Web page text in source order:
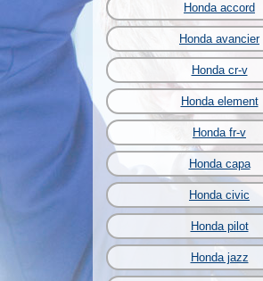
Honda accord
Honda avancier
Honda cr-v
Honda element
Honda fr-v
Honda capa
Honda civic
Honda pilot
Honda jazz